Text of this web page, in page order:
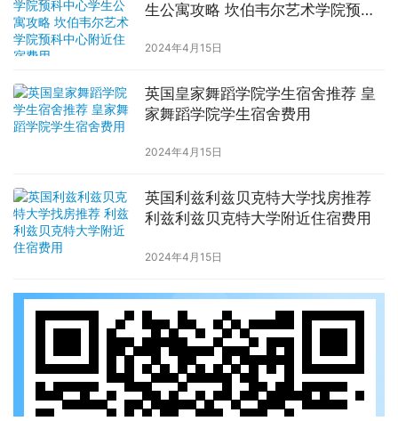
生公寓攻略 坎伯韦尔艺术学院预科
2024年4月15日
英国皇家舞蹈学院学生宿舍推荐 皇
家舞蹈学院学生宿舍费用
2024年4月15日
英国利兹利兹贝克特大学找房推荐
利兹利兹贝克特大学附近住宿费用
2024年4月15日